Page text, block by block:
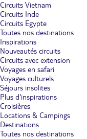
Circuits Vietnam
Circuits Inde
Circuits Egypte
Toutes nos destinations
Inspirations
Nouveautés circuits
Circuits avec extension
Voyages en safari
Voyages culturels
Séjours insolites
Plus d'inspirations
Croisières
Locations & Campings
Destinations
Toutes nos destinations